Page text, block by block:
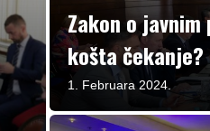
Zakon o
košta čekanje?
1. Februara 2024.